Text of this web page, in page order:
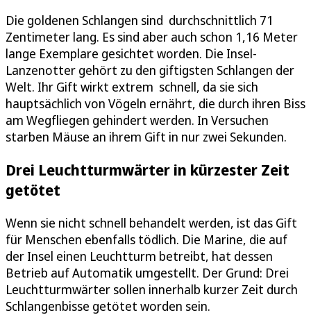
Die goldenen Schlangen sind durchschnittlich 71
Zentimeter lang. Es sind aber auch schon 1,16 Meter
lange Exemplare gesichtet worden. Die Insel-
Lanzenotter gehört zu den giftigsten Schlangen der
Welt. Ihr Gift wirkt extrem schnell, da sie sich
hauptsächlich von Vögeln ernährt, die durch ihren Biss
am Wegfliegen gehindert werden. In Versuchen
starben Mäuse an ihrem Gift in nur zwei Sekunden.
Drei Leuchtturmwärter in kürzester Zeit
getötet
Wenn sie nicht schnell behandelt werden, ist das Gift
für Menschen ebenfalls tödlich. Die Marine, die auf
der Insel einen Leuchtturm betreibt, hat dessen
Betrieb auf Automatik umgestellt. Der Grund: Drei
Leuchtturmwärter sollen innerhalb kurzer Zeit durch
Schlangenbisse getötet worden sein.